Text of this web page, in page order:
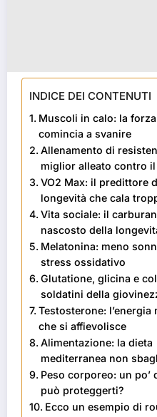
INDICE DEI CONTENUTI
Muscoli in calo: la forza
comincia a svanire
Allenamento di
miglior alleato contro il
VO2 Max: il predittore
longevità che cala
Vita sociale: il
nascosto della
Melatonina: meno
stress ossidativo
Glutatione, glicina e
soldatini della
Testosterone: l’energia
che si affievolisce
Alimentazione: la dieta
mediterranea non
Peso corporeo: un po’
può proteggerti?
Ecco un esempio di